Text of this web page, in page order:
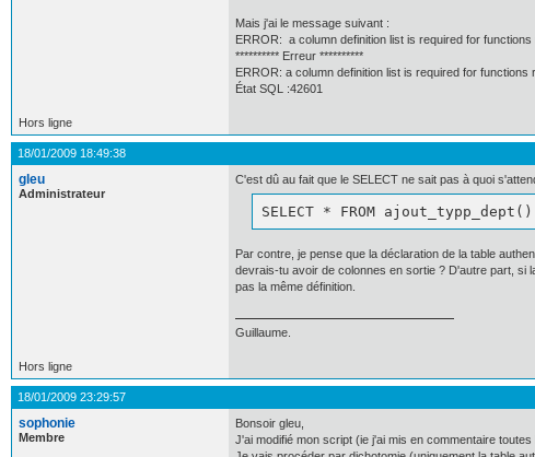
Mais j'ai le message suivant :
ERROR: a column definition list is required for
********** Erreur **********
ERROR: a column definition list is required for functions
État SQL :42601
Hors ligne
18/01/2009 18:49:38
gleu
Administrateur
C'est dû au fait que le SELECT ne sait pas à quoi
SELECT * FROM
Par contre, je pense que la déclaration de la table
devrais-tu avoir de colonnes en sortie ? D'autre part, si
pas la même définition.
Guillaume.
Hors ligne
18/01/2009 23:29:57
sophonie
Membre
Bonsoir gleu,
J'ai modifié mon script (ie j'ai mis en commentaire